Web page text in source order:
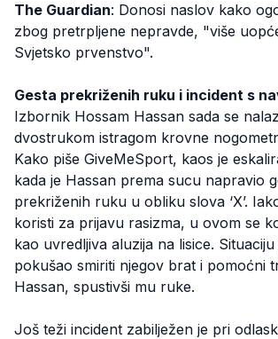
The Guardian: Donosi naslov kako
zbog pretrpljene nepravde, "više
Svjetsko prvenstvo".
Gesta prekriženih ruku i incident s
Izbornik Hossam Hassan sada se
dvostrukom istragom krovne
Kako piše GiveMeSport, kaos je
kada je Hassan prema sucu napravio
prekriženih ruku u obliku slova ‘X’.
koristi za prijavu rasizma, u ovom se
kao uvredljiva aluzija na lisice.
pokušao smiriti njegov brat i pomoćni
Hassan, spustivši mu ruke.
Još teži incident zabilježen je pri